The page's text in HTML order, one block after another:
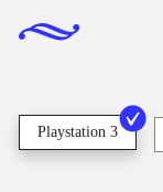
Playstation 3